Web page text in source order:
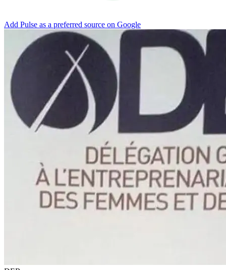
Add Pulse as a preferred source on Google